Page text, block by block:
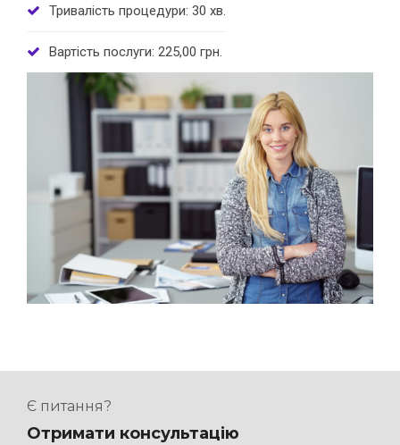
Тривалість процедури: 30 хв.
Вартість послуги: 225,00 грн.
Є питання?
Отримати консультацію